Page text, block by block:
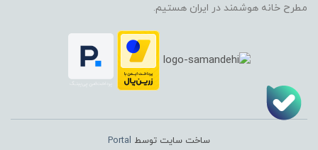
مطرح خانه هوشمند در ایران هستیم.
ساخت سایت توسط Portal